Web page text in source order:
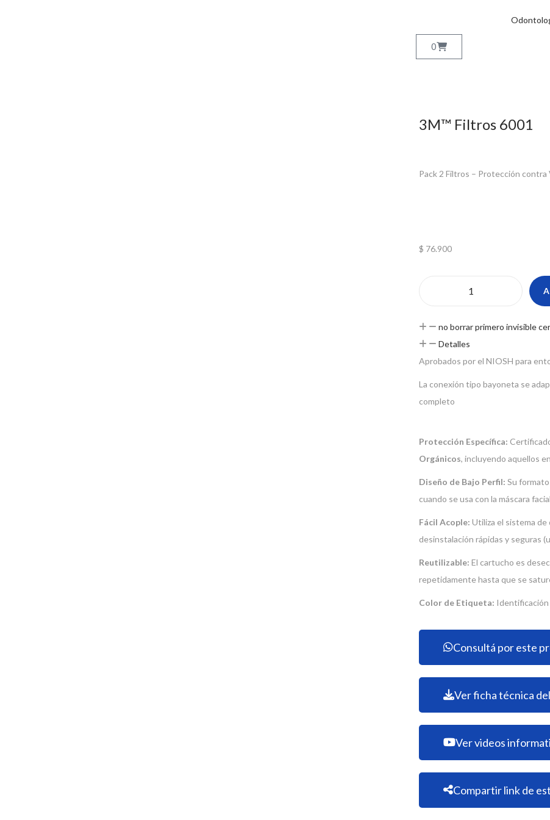
0
3M™ Filtros 6001
Pack 2 Filtros – Protección contra
$ 76.900
no borrar primero invisible
Detalles
Aprobados por el NIOSH para
La conexión tipo bayoneta se
completo
Protección Específica:
Orgánicos, incluyendo aquellos
Diseño de Bajo Perfil: Su
cuando se usa con la máscara
Fácil Acople: Utiliza el sistema
desinstalación rápidas y seguras
Reutilizable: El cartucho es
repetidamente hasta que se
Color de Etiqueta:
Consultá por este
Ver ficha técnica
Ver videos
Compartir link de